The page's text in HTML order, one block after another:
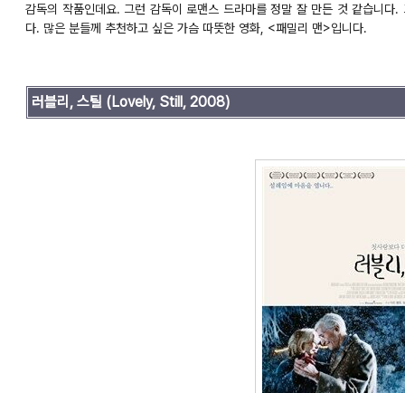
감독의 작품인데요. 그런 감독이 로맨스 드라마를 정말 잘 만든 것 같습니
다. 많은 분들께 추천하고 싶은 가슴 따뜻한 영화, <패밀리 맨>입니다.
러블리, 스틸 (Lovely, Still, 2008)